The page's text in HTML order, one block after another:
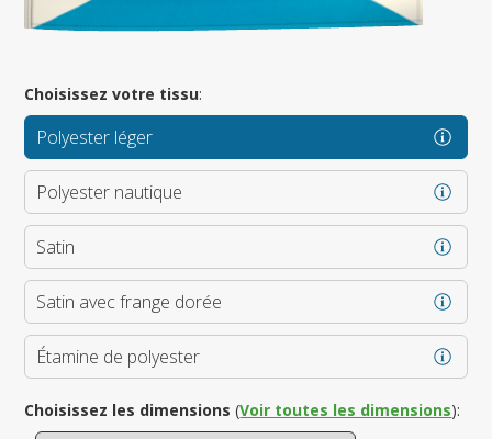
Choisissez votre tissu:
Polyester léger
Polyester nautique
Satin
Satin avec frange dorée
Étamine de polyester
Choisissez les dimensions (Voir toutes les dimensions):